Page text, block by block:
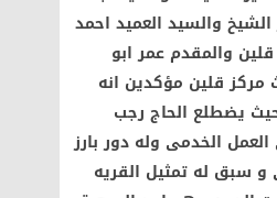
والسيد العميد احمد
والمقدم عمر ابو
قلين مؤكدين انه
يضطلع الحاج رجب
الخدمى وله دور بارز
و سبق له تمثيل القريه